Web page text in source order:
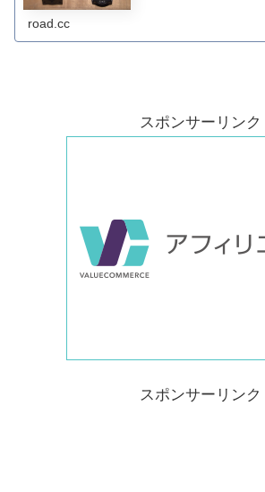
road.cc
スポンサーリンク
スポンサーリンク